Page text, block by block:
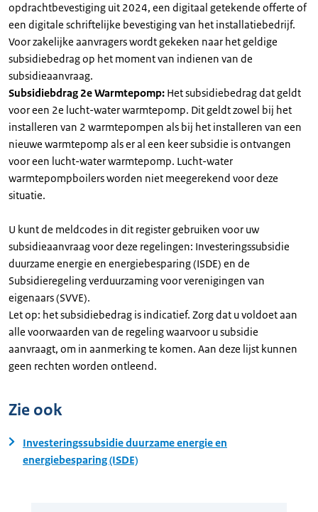
opdrachtbevestiging uit 2024, een digitaal getekende offerte of
een digitale schriftelijke bevestiging van het installatiebedrijf.
Voor zakelijke aanvragers wordt gekeken naar het geldige
subsidiebedrag op het moment van indienen van de
subsidieaanvraag.
Subsidiebdrag 2e Warmtepomp: Het subsidiebedrag dat geldt
voor een 2e lucht-water warmtepomp. Dit geldt zowel bij het
installeren van 2 warmtepompen als bij het installeren van een
nieuwe warmtepomp als er al een keer subsidie is ontvangen
voor een lucht-water warmtepomp. Lucht-water
warmtepompboilers worden niet meegerekend voor deze
situatie.
U kunt de meldcodes in dit register gebruiken voor uw
subsidieaanvraag voor deze regelingen: Investeringssubsidie
duurzame energie en energiebesparing (ISDE) en de
Subsidieregeling verduurzaming voor verenigingen van
eigenaars (SVVE).
Let op: het subsidiebedrag is indicatief. Zorg dat u voldoet aan
alle voorwaarden van de regeling waarvoor u subsidie
aanvraagt, om in aanmerking te komen. Aan deze lijst kunnen
geen rechten worden ontleend.
Zie ook
Investeringssubsidie duurzame energie en
energiebesparing (ISDE)